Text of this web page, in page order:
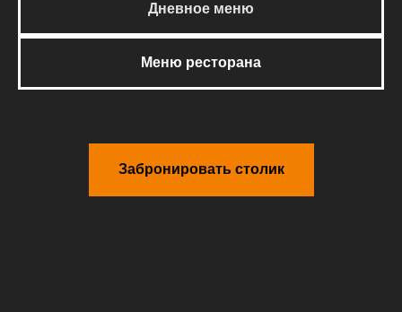
Дневное меню
Меню ресторана
Забронировать столик